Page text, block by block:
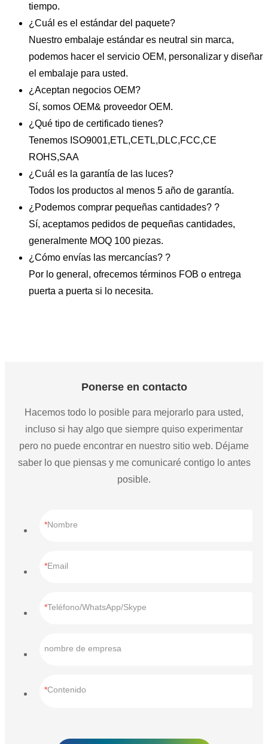
tiempo.
¿Cuál es el estándar del paquete?
Nuestro embalaje estándar es neutral sin marca,
podemos hacer el servicio OEM, personalizar y diseñar
el embalaje para usted.
¿Aceptan negocios OEM?
Sí, somos OEM& proveedor OEM.
¿Qué tipo de certificado tienes?
Tenemos ISO9001,ETL,CETL,DLC,FCC,CE
ROHS,SAA
¿Cuál es la garantía de las luces?
Todos los productos al menos 5 año de garantía.
¿Podemos comprar pequeñas cantidades? ?
Sí, aceptamos pedidos de pequeñas cantidades,
generalmente MOQ 100 piezas.
¿Cómo envías las mercancías? ?
Por lo general, ofrecemos términos FOB o entrega
puerta a puerta si lo necesita.
Ponerse en contacto
Hacemos todo lo posible para mejorarlo para usted,
incluso si hay algo que siempre quiso experimentar
pero no puede encontrar en nuestro sitio web. Déjame
saber lo que piensas y me comunicaré contigo lo antes
posible.
Nombre
Email
Teléfono/WhatsApp/Skype
nombre de empresa
Contenido